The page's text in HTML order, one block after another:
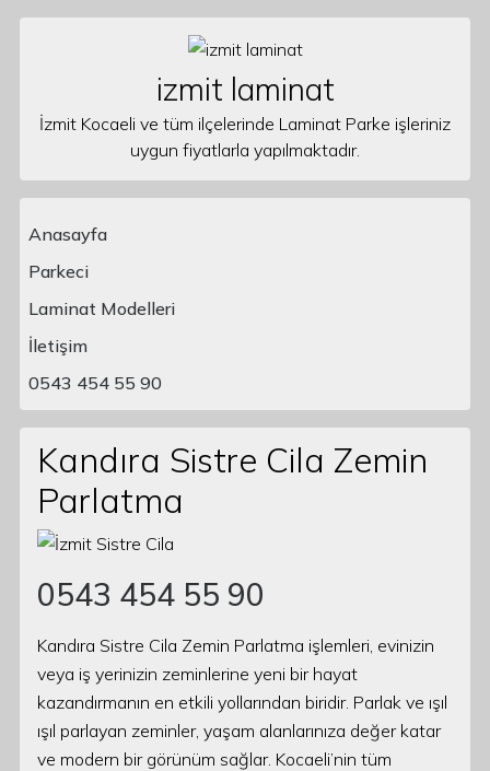
izmit laminat
İzmit Kocaeli ve tüm ilçelerinde Laminat Parke işleriniz
uygun fiyatlarla yapılmaktadır.
Main Navigation
Anasayfa
Parkeci
Laminat Modelleri
İletişim
0543 454 55 90
Kandıra Sistre Cila Zemin
Parlatma
0543 454 55 90
Kandıra Sistre Cila Zemin Parlatma işlemleri, evinizin
veya iş yerinizin zeminlerine yeni bir hayat
kazandırmanın en etkili yollarından biridir. Parlak ve ışıl
ışıl parlayan zeminler, yaşam alanlarınıza değer katar
ve modern bir görünüm sağlar. Kocaeli’nin tüm